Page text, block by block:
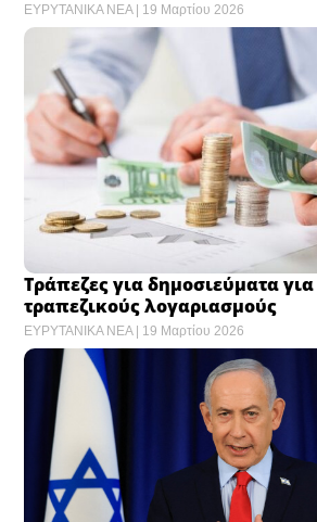
ΕΥΡΥΤΑΝΙΚΑ ΝΕΑ 19 Μαρτίου 2026
Τράπεζες για δημοσιεύματα
τραπεζικούς λογαριασμούς
ΕΥΡΥΤΑΝΙΚΑ ΝΕΑ 19 Μαρτίου 2026